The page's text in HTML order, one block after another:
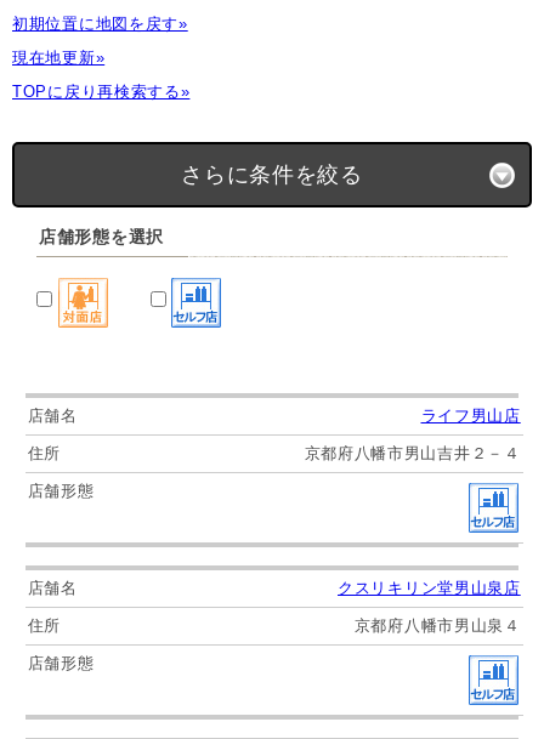
初期位置に地図を戻す»
現在地更新»
TOPに戻り再検索する»
さらに条件を絞る
店舗形態を選択
ライフ男山店
京都府八幡市男山吉井２－４
クスリキリン堂男山泉店
京都府八幡市男山泉４